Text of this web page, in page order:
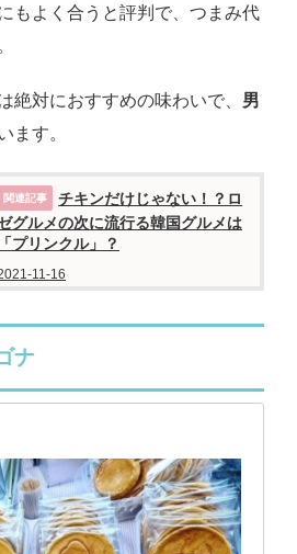
もよく合うと評判で、つまみ代
絶対におすすめの味わいで、 男
ます。
チキンだけじゃない！？ロ
グルメの次に流行る韓国グルメは
「プリンクル」？
11-16
ナ